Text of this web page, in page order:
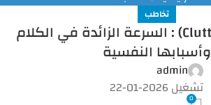
تخاطب
اللجلجة (Cluttering) : السرعة الزائدة في الكلام
وأسبابها النفسية
admin
تشغيل 2026-01-22
0